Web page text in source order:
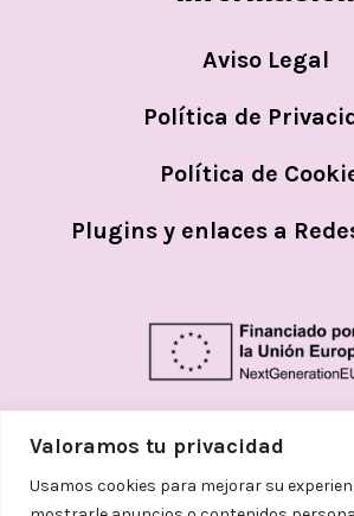
Valoramos tu privacidad
Usamos cookies para mejorar su
Aviso Legal
Política de
Política de
Plugins y enlaces a